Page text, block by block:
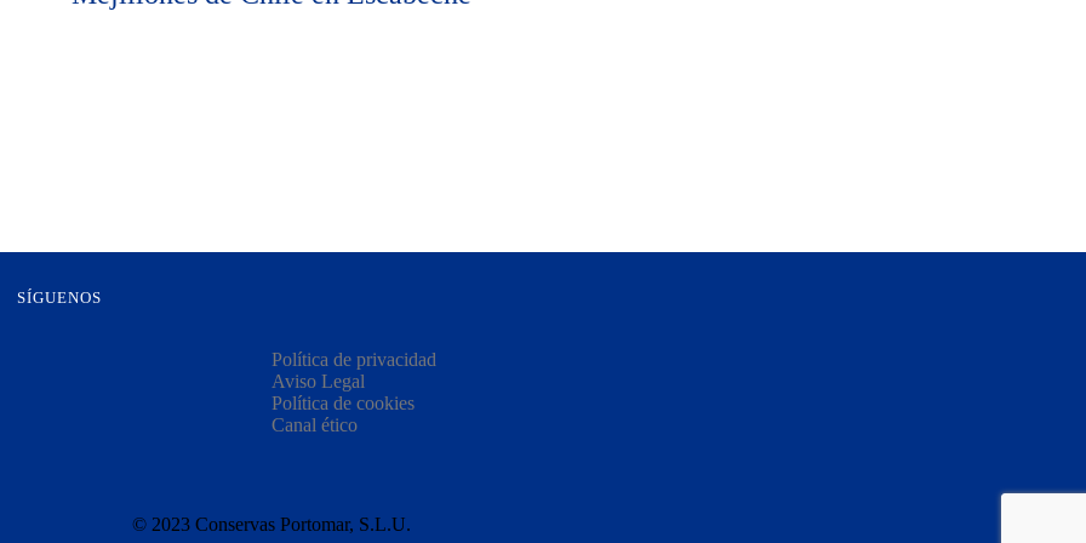
SÍGUENOS
Política de privacidad
Aviso Legal
Política de cookies
Canal ético
© 2023 Conservas Portomar, S.L.U.